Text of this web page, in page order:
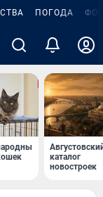
ПОГОДА
каталог
новостроек